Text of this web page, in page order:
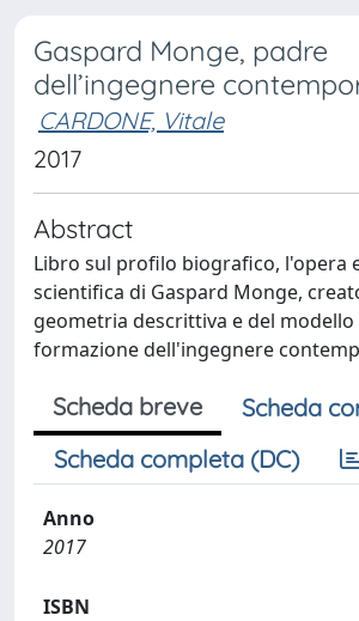
Gaspard Monge, padre
dell’ingegnere
CARDONE, Vitale
2017
Abstract
Libro sul profilo biografico, l'opera
scientifica di Gaspard Monge,
geometria descrittiva e del modello
formazione dell'ingegnere
Scheda breve
Scheda
Scheda completa (DC)
Anno
2017
ISBN